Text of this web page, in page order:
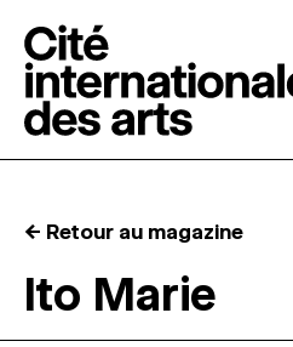
RÉSIDENCES ↓
← Retour au magazine
Ito Marie